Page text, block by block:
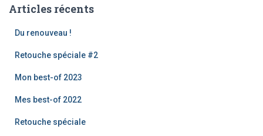
eArticles récents
Du renouveau !
Retouche spéciale #2
Mon best-of 2023
Mes best-of 2022
Retouche spéciale